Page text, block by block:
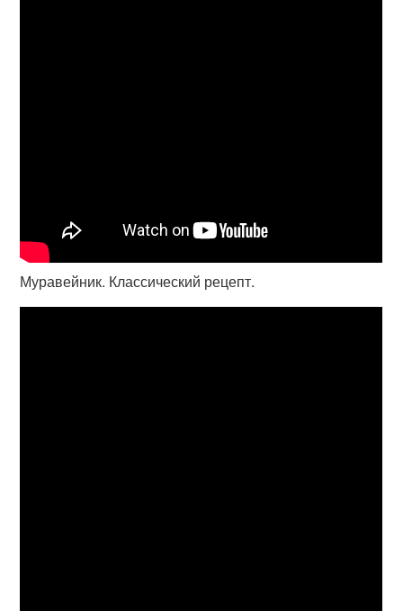
Муравейник. Классический рецепт.